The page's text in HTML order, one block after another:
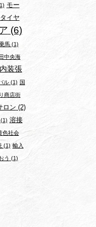
モー
イヤ
(6)
馬(1)
中央海
内装張
ル(1) 国
商店街
ロン (2)
(1) 溶接
色社会
(1) 輸入
う (1)